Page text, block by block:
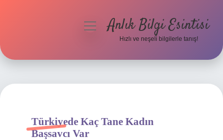
Hakkımızda
menüyüAnlık Bilgi Esintisi
Hızlı ve neşeli bilgilerle tanış!
Türkiyede Kaç Tane Kadın
Başsavcı Var